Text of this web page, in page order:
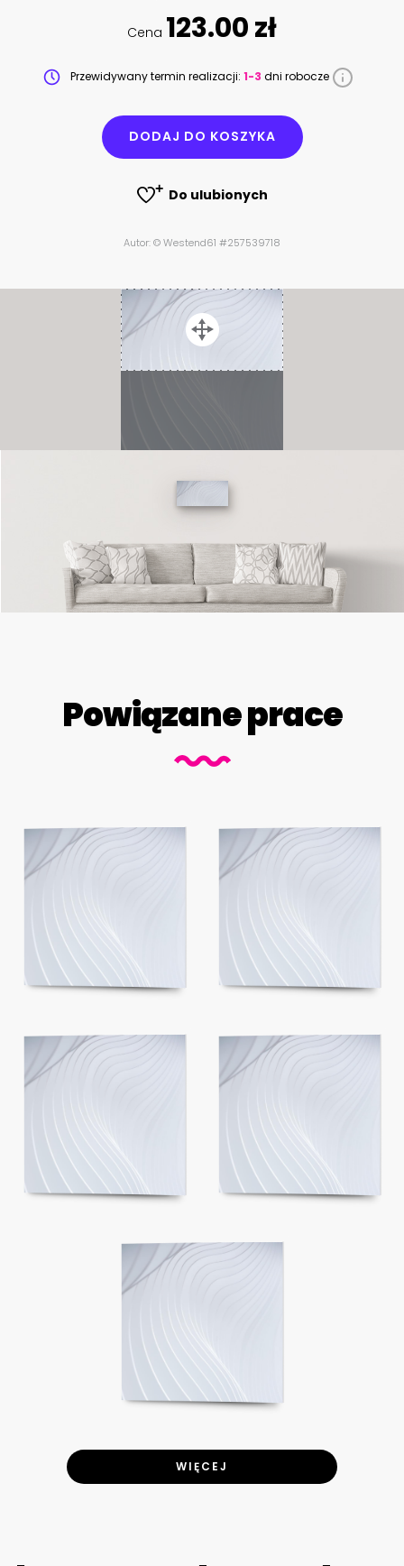
Cena 123.00 zł
Przewidywany termin realizacji: 1-3 dni robocze
DODAJ DO KOSZYKA
Do ulubionych
Autor: © Westend61 #257539718
Powiązane prace
WIĘCEJ